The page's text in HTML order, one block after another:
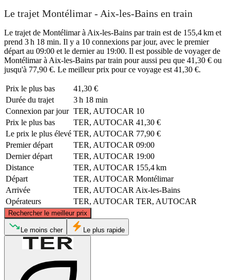
Le trajet Montélimar - Aix-les-Bains en train
Le trajet de Montélimar à Aix-les-Bains par train est de 155,4 km et
prend 3 h 18 min. Il y a 10 connexions par jour, avec le premier
départ au 09:00 et le dernier au 19:00. Il est possible de voyager de
Montélimar à Aix-les-Bains par train pour aussi peu que 41,30 € ou
jusqu'à 77,90 €. Le meilleur prix pour ce voyage est 41,30 €.
Prix ​​le plus bas
41,30 €
Durée du trajet
3 h 18 min
Connexion par jour TER, AUTOCAR 10
Prix ​​le plus bas
TER, AUTOCAR 41,30 €
Le prix le plus élevé TER, AUTOCAR 77,90 €
Premier départ
TER, AUTOCAR 09:00
Dernier départ
TER, AUTOCAR 19:00
Distance
TER, AUTOCAR 155,4 km
Départ
TER, AUTOCAR Montélimar
Arrivée
TER, AUTOCAR Aix-les-Bains
Opérateurs
TER, AUTOCAR TER, AUTOCAR
Rechercher le meilleur prix
©CARTO, ©OpenStreetMapcontributors
Le moins cher Le plus rapide